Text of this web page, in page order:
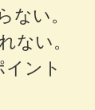
い。
ない。
ント